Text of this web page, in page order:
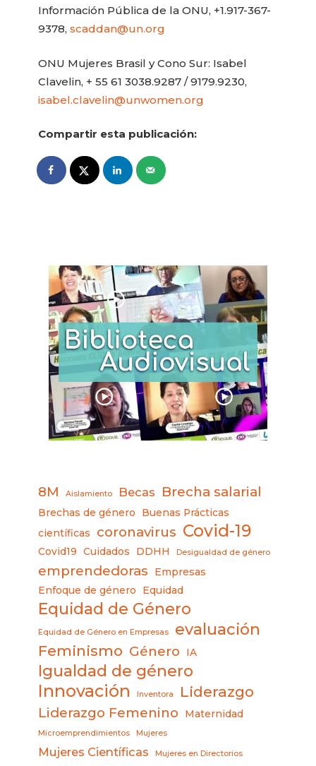
Información Pública de la ONU, +1.917-367-
9378,scaddan@un.org
ONU Mujeres Brasil y Cono Sur: Isabel
Clavelin, + 55 61 3038.9287 / 9179.9230,
isabel.clavelin@unwomen.org
Compartir esta publicación:
8M Aislamiento Becas Brecha salarial
Brechas de género
Buenas Prácticas
científicas
coronavirus Covid-19
Covid19 Cuidados DDHH Desigualdad de género
emprendedoras
Empresas
Enfoque de género
Equidad
Equidad de Género
Equidad de Género en Empresas evaluación
Feminismo Género IA
Igualdad de género
Innovación Inventora Liderazgo
Liderazgo Femenino Maternidad
Microemprendimientos Mujeres
Mujeres Científicas Mujeres en Directorios